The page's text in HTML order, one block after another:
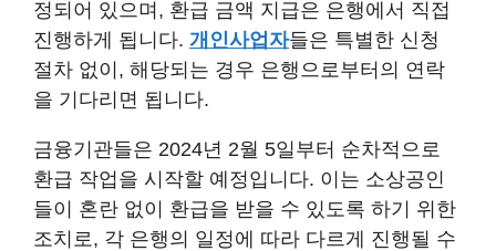
정되어 있으며, 환급 금액 지급은 은행에서 직접
진행하게 됩니다. 개인사업자들은 특별한 신청
절차 없이, 해당되는 경우 은행으로부터의 연락
을 기다리면 됩니다.
금융기관들은 2024년 2월 5일부터 순차적으로
환급 작업을 시작할 예정입니다. 이는 소상공인
들이 혼란 없이 환급을 받을 수 있도록 하기 위한
조치로, 각 은행의 일정에 따라 다르게 진행될 수